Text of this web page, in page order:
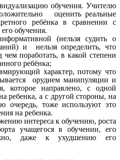
обучения. Учителю
оценить реальные
ребёнка в сравнении с
обучения.
(нельзя судить о
и нельзя определить, что
поработать, в какой степени
ребёнка;
характер, потому что
орудием манипуляции и
которое направлено, с одной
ребенка, а с другой стороны, на
очередь, тоже используют это
на ребенка.
интереса к обучению, роста
учащегося в обучении, его
даже к ухудшению его